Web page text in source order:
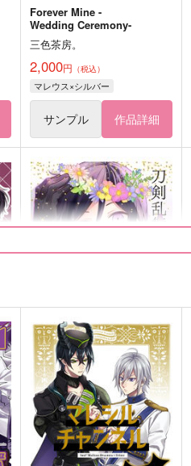
Forever Mine -
Wedding Ceremony-
三色茶房。
2,000円 （税込）
マレウス×シルバー
サンプル 作品詳細
刀剣乱舞の同人誌100冊目を
祝う本
L-wing
1,100円（税込）
オールキャラ